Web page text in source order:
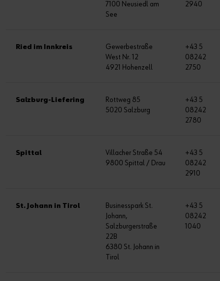
7100 Neusiedl am
See
2940
Ried im Innkreis
Gewerbestraße
West Nr. 12
4921 Hohenzell
+43 5
08242
2750
Salzburg-Liefering
Rottweg 85
5020 Salzburg
+43 5
08242
2780
Spittal
Villacher Straße 54
9800 Spittal / Drau
+43 5
08242
2910
St. Johann in Tirol
Businesspark St.
Johann,
Salzburgerstraße
22B
6380 St. Johann in
Tirol
+43 5
08242
1040